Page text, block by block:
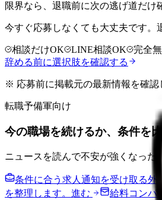
限界なら、退職前に次の逃げ道だけ
今すぐ応募しなくても大丈夫です。
相談だけOK LINE相談OK
完全
辞める前に選択肢を確認する
※ 応募前に掲載元の最新情報を確認
転職予備軍向け
今の職場を続けるか、条件を
ニュースを読んで不安が強くなった
条件に合う求人通知を受け取る外
を整理します。 進む 給料コンパ